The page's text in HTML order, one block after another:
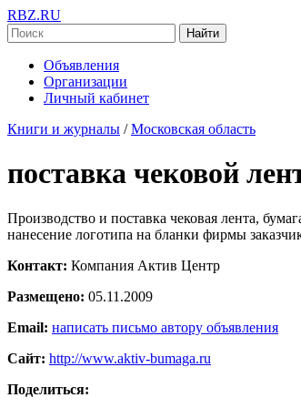
RBZ.RU
Найти
Объявления
Организации
Личный кабинет
Книги и журналы / Московская область
поставка чековой
Производство и поставка чековая лента,
нанесение логотипа на бланки фирмы
Контакт: Компания Актив Центр
Размещено: 05.11.2009
Email: написать письмо автору объявления
Сайт: http://www.aktiv-bumaga.ru
Поделиться: